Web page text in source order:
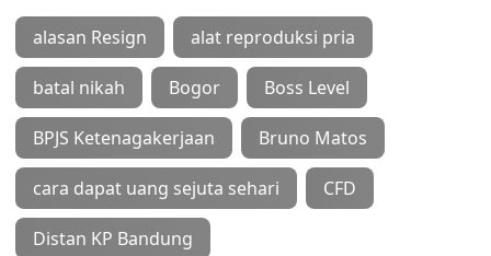
alasan Resign alat reproduksi pria
batal nikah Bogor Boss Level
BPJS Ketenagakerjaan Bruno Matos
cara dapat uang sejuta sehari CFD
Distan KP Bandung